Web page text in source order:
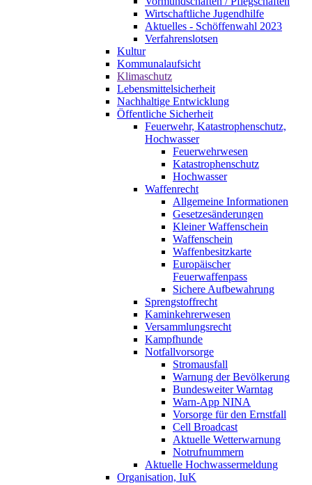
Wirtschaftliche Jugendhilfe
Aktuelles - Schöffenwahl 2023
Verfahrenslotsen
Kultur
Kommunalaufsicht
Klimaschutz
Lebensmittelsicherheit
Nachhaltige Entwicklung
Öffentliche Sicherheit
Feuerwehr, Katastrophenschutz,
Hochwasser
Feuerwehrwesen
Katastrophenschutz
Hochwasser
Waffenrecht
Allgemeine Informationen
Gesetzesänderungen
Kleiner Waffenschein
Waffenschein
Waffenbesitzkarte
Europäischer
Feuerwaffenpass
Sichere Aufbewahrung
Sprengstoffrecht
Kaminkehrerwesen
Versammlungsrecht
Kampfhunde
Notfallvorsorge
Stromausfall
Warnung der Bevölkerung
Bundesweiter Warntag
Warn-App NINA
Vorsorge für den Ernstfall
Cell Broadcast
Aktuelle Wetterwarnung
Notrufnummern
Aktuelle Hochwassermeldung
Organisation, IuK